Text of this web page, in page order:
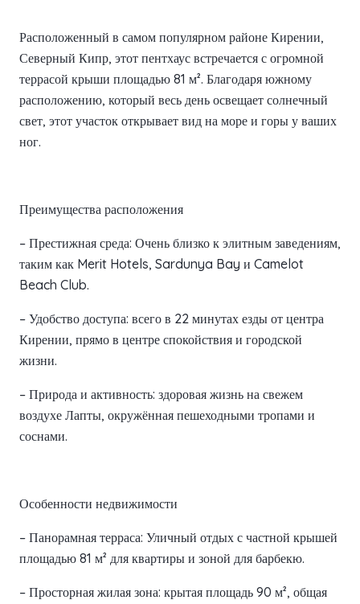
Расположенный в самом популярном районе Кирении,
Северный Кипр, этот пентхаус встречается с огромной
террасой крыши площадью 81 м². Благодаря южному
расположению, который весь день освещает солнечный
свет, этот участок открывает вид на море и горы у ваших
ног.
Преимущества расположения
– Престижная среда: Очень близко к элитным заведениям,
таким как Merit Hotels, Sardunya Bay и Camelot
Beach Club.
– Удобство доступа: всего в 22 минутах езды от центра
Кирении, прямо в центре спокойствия и городской
жизни.
– Природа и активность: здоровая жизнь на свежем
воздухе Лапты, окружённая пешеходными тропами и
соснами.
Особенности недвижимости
– Панорамная терраса: Уличный отдых с частной крышей
площадью 81 м² для квартиры и зоной для барбекю.
– Просторная жилая зона: крытая площадь 90 м², общая